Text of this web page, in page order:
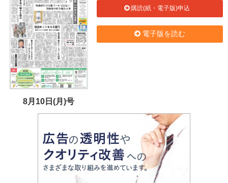
8月10日(月)号
購読(紙・電子版)申込
電子版を読む